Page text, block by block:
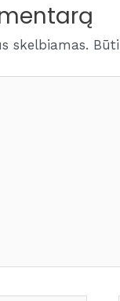
skelbiamas.